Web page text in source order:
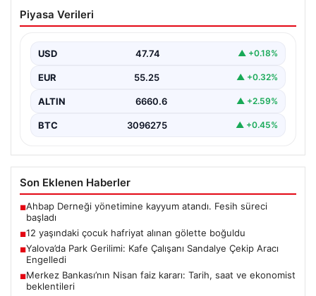
12 yaşındaki çocuk hafriyat alınan
gölette boğuldu
Oluşan Gölette Boğuldu”, “content”: “ Erzurum’un Oltu…
Piyasa Verileri
USD 47.74 ▲ +0.18%
EUR 55.25 ▲ +0.32%
ALTIN 6660.6 ▲ +2.59%
BTC 3096275 ▲ +0.45%
Son Eklenen Haberler
■Ahbap Derneği yönetimine kayyum atandı. Fesih süreci
başladı
■12 yaşındaki çocuk hafriyat alınan gölette boğuldu
■Yalova’da Park Gerilimi: Kafe Çalışanı Sandalye Çekip Aracı
Engelledi
■Merkez Bankası’nın Nisan faiz kararı: Tarih, saat ve ekonomist
beklentileri